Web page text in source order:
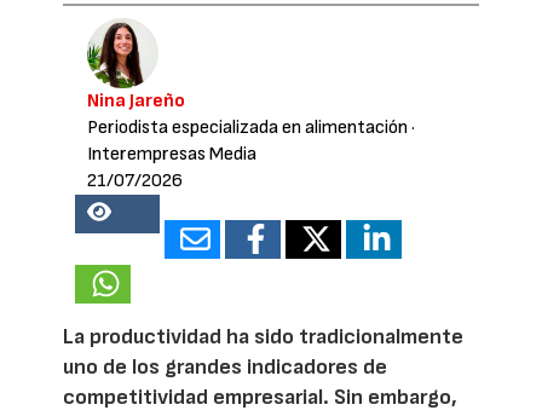
Nina Jareño
Periodista especializada en alimentación ·
Interempresas Media
21/07/2026
18751
La productividad ha sido tradicionalmente
uno de los grandes indicadores de
competitividad empresarial. Sin embargo,